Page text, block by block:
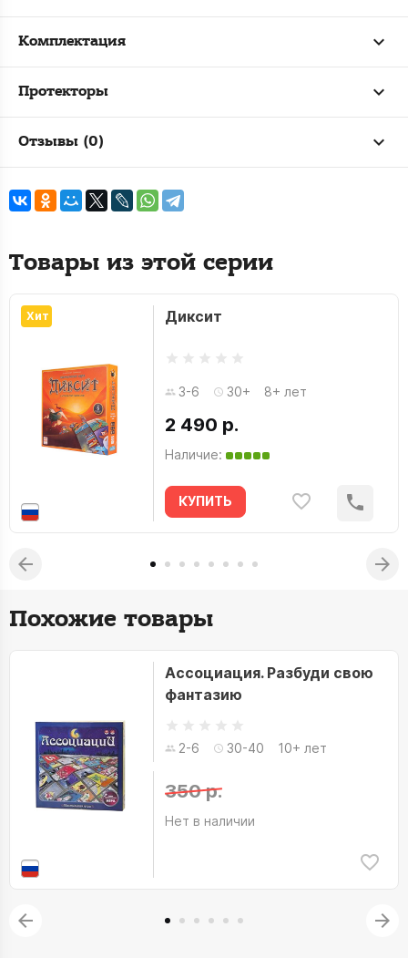
Комплектация
Протекторы
Отзывы (0)
Товары из этой серии
Хит Диксит
3-6 30+ 8+ лет
2 490 р.
Наличие:
КУПИТЬ
Похожие товары
Ассоциация. Разбуди свою
фантазию
2-6 30-40 10+ лет
350 р.
Нет в наличии